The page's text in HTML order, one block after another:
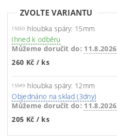
ZVOLTE VARIANTU
15550 hloubka spáry: 15mm
Ihned k odběru
Můžeme doručit do: 11.8.2026
260 Kč / ks
15549 hloubka spáry: 12mm
Objednáno na sklad (3dny)
Můžeme doručit do: 11.8.2026
205 Kč / ks